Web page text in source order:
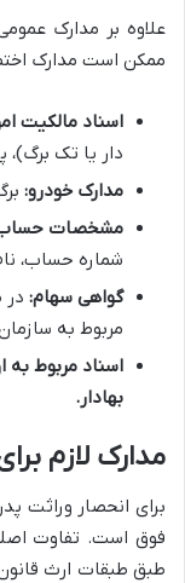
علاوه بر مدارک
ممکن است مدارک
اسناد مالکیت
دار یا تک
مدارک خودرو:
مشخصات حساب
شماره حساب،
گواهی سهام: در
مربوط به
اسناد مربوط به
بهادار.
مدارک لازم
برای انحصار وراثت
فوق است. تفاوت
طبق طبقات ارث